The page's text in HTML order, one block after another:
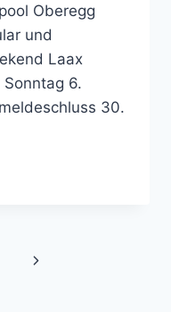
Oberegg
und
Laax
6.
30.
Nächste